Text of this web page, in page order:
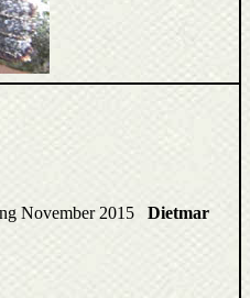
November 2015 Dietmar